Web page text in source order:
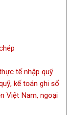
tế nhập quỹ
kế toán ghi sổ
Việt Nam, ngoại